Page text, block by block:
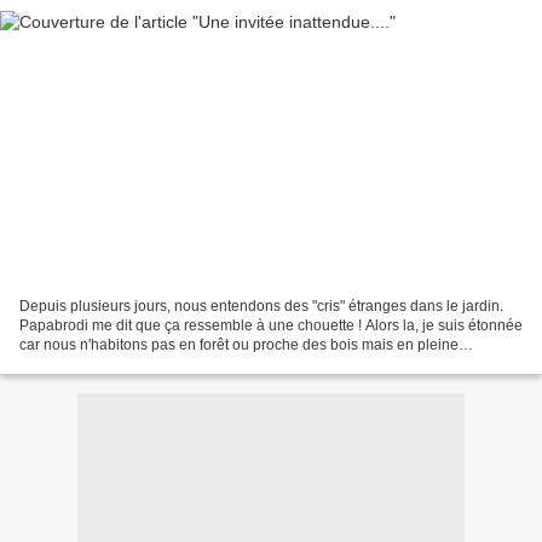
Depuis plusieurs jours, nous entendons des "cris" étranges dans le jardin.
Papabrodi me dit que ça ressemble à une chouette ! Alors la, je suis étonnée
car nous n'habitons pas en forêt ou proche des bois mais en pleine